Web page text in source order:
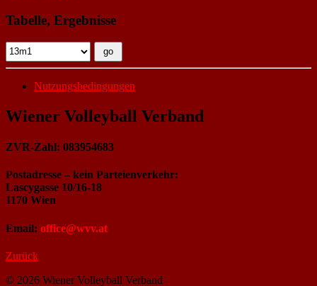
Tabelle, Ergebnisse
Nutzungsbedingungen
Wiener Volleyball Verband
ZVR-Zahl: 083954683
Postadresse – kein Parteienverkehr:
Lascygasse 10/16-18
1170 Wien
Email: office@wvv.at
Zurück
© 2026 Wiener Volleyball Verband